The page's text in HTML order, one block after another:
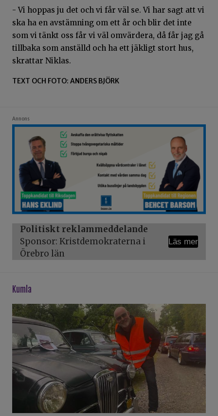
- Vi hoppas ju det och vi får väl se. Vi har sagt att vi
ska ha en avstämning om ett år och blir det inte
som vi tänkt oss får vi väl omvärdera, då får jag gå
tillbaka som anställd och ha ett jäkligt stort hus,
skrattar Niklas.
TEXT OCH FOTO: ANDERS BJÖRK
Annons
Politiskt reklammeddelande
Sponsor: Kristdemokraterna i
Örebro län
Läs mer
kumla